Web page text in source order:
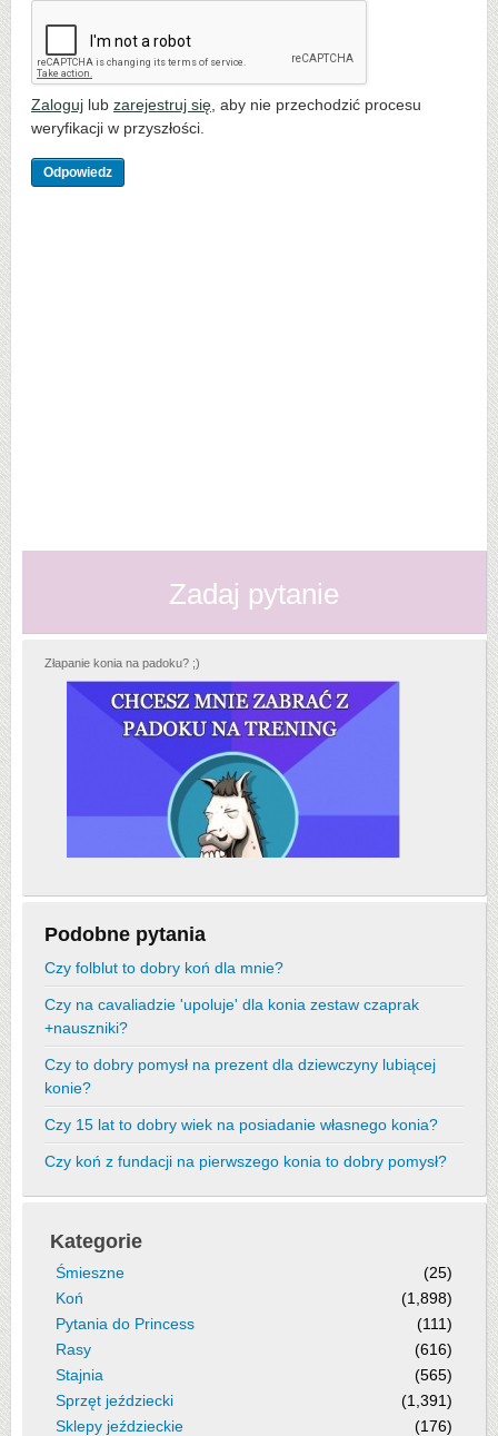
Zaloguj lub zarejestruj się , aby nie przechodzić procesu
weryfikacji w przyszłości.
Zadaj pytanie
Złapanie konia na padoku? ;)
Podobne pytania
Czy folblut to dobry koń dla mnie?
Czy na cavaliadzie 'upoluje' dla konia zestaw czaprak
+nauszniki?
Czy to dobry pomysł na prezent dla dziewczyny lubiącej
konie?
Czy 15 lat to dobry wiek na posiadanie własnego konia?
Czy koń z fundacji na pierwszego konia to dobry pomysł?
Kategorie
Śmieszne
(25)
Koń
(1,898)
Pytania do Princess
(111)
Rasy
(616)
Stajnia
(565)
Sprzęt jeździecki
(1,391)
Sklepy jeździeckie
(176)